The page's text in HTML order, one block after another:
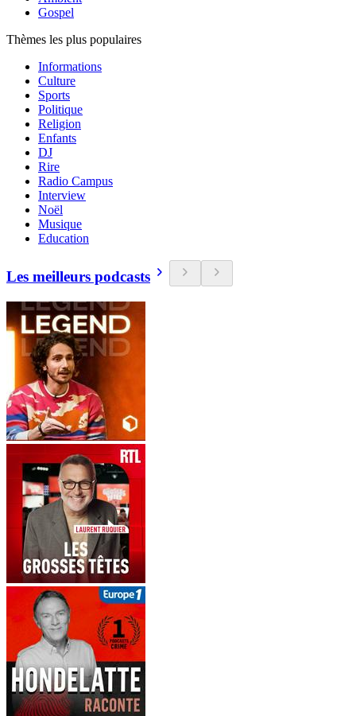
Gospel
Thèmes les plus populaires
Informations
Culture
Sports
Politique
Religion
Enfants
DJ
Rire
Radio Campus
Interview
Noël
Musique
Education
Les meilleurs podcasts